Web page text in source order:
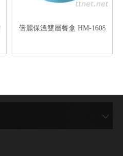
倍麗保溫雙層餐盒 HM-1608